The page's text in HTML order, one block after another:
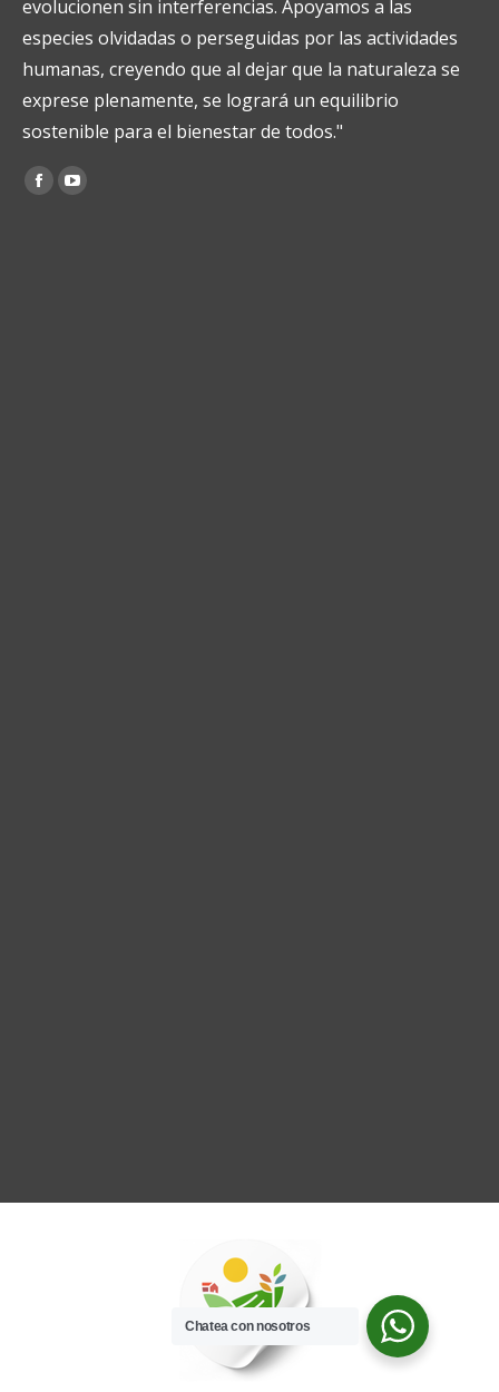
evolucionen sin interferencias. Apoyamos a las
especies olvidadas o perseguidas por las actividades
humanas, creyendo que al dejar que la naturaleza se
exprese plenamente, se logrará un equilibrio
sostenible para el bienestar de todos."
Encuéntranos en:
FacebookYouTube
Chatea con nosotros